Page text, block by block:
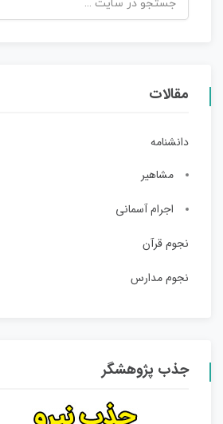
مقالات
دانشنامه
مشاهیر
اجرام آسمانی
نجوم قرآن
نجوم مدارس
جذب پژوهشگر